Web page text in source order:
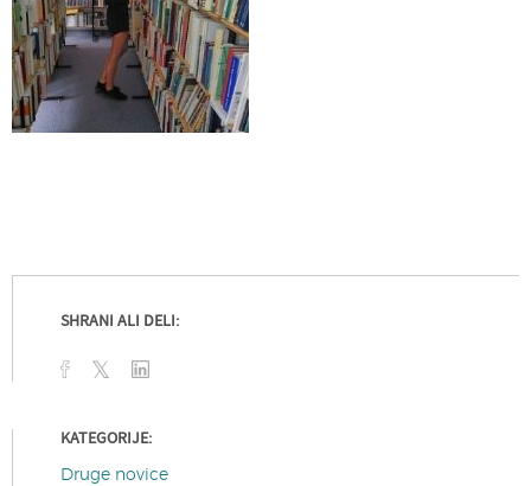
SHRANI ALI DELI:
KATEGORIJE:
Druge novice